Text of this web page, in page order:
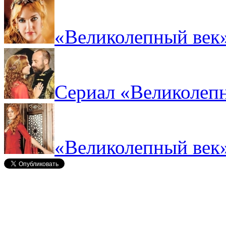
«Великолепный
Сериал
«Великолепный